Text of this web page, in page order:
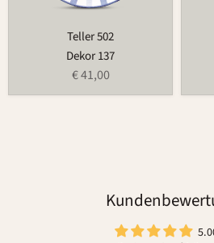
Teller 502
Dekor 137
€ 41,00